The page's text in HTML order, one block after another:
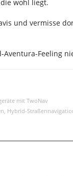
wohl liegt.
und vermisse
Feeling
mit TwoNav
Hybrid-